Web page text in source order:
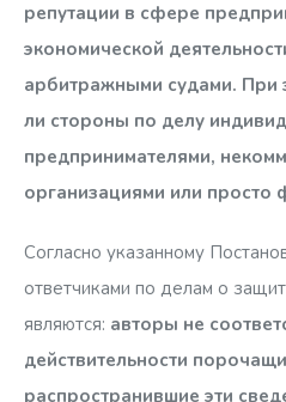
репутации в сфере
экономической
арбитражными судами. При
ли стороны по делу
предпринимателями,
организациями или просто
Согласно указанному
ответчиками по делам о
являются: авторы не
действительности
распространившие эти